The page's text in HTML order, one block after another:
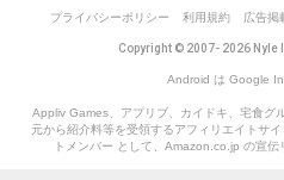
プライバシーポリシー 利用規約 広告掲
Copyright © 2007- 2026 Nyle
Android は Google
Appliv Games、アプリブ、カイドキ、宅食グ
元から紹介料等を受領するアフィリエイトサ
トメンバー として、Amazon.co.jp の宣伝